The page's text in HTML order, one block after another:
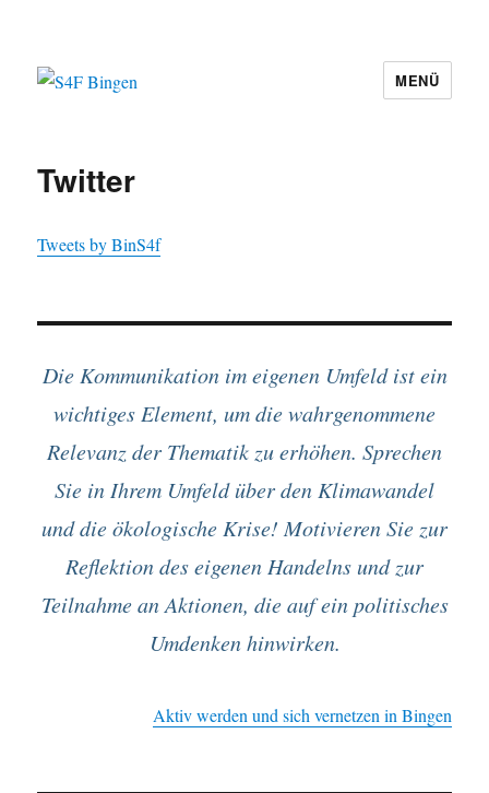
MENÜ
Twitter
Tweets by BinS4f
Die Kommunikation im eigenen Umfeld ist ein
wichtiges Element, um die wahrgenommene
Relevanz der Thematik zu erhöhen. Sprechen
Sie in Ihrem Umfeld über den Klimawandel
und die ökologische Krise! Motivieren Sie zur
Reflektion des eigenen Handelns und zur
Teilnahme an Aktionen, die auf ein politisches
Umdenken hinwirken.
Aktiv werden und sich vernetzen in Bingen